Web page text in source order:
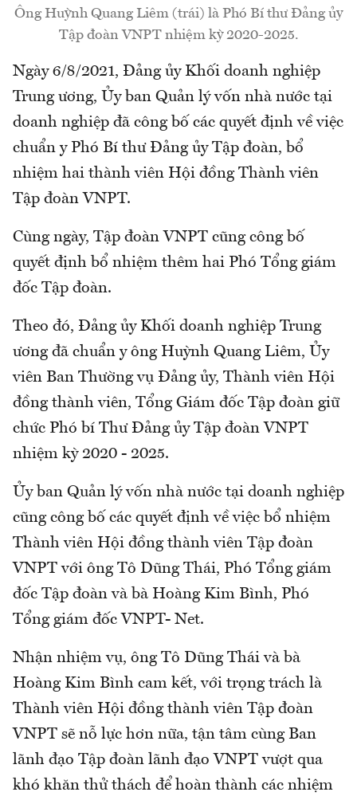
Ông Huỳnh Quang Liêm (trái) là Phó Bí thư Đảng ủy
Tập đoàn VNPT nhiệm kỳ 2020-2025.
Ngày 6/8/2021, Đảng ủy Khối doanh nghiệp
Trung ương, Ủy ban Quản lý vốn nhà nước tại
doanh nghiệp đã công bố các quyết định về việc
chuẩn y Phó Bí thư Đảng ủy Tập đoàn, bổ
nhiệm hai thành viên Hội đồng Thành viên
Tập đoàn VNPT.
Cùng ngày, Tập đoàn VNPT cũng công bố
quyết định bổ nhiệm thêm hai Phó Tổng giám
đốc Tập đoàn.
Theo đó, Đảng ủy Khối doanh nghiệp Trung
ương đã chuẩn y ông Huỳnh Quang Liêm, Ủy
viên Ban Thường vụ Đảng ủy, Thành viên Hội
đồng thành viên, Tổng Giám đốc Tập đoàn giữ
chức Phó bí Thư Đảng ủy Tập đoàn VNPT
nhiệm kỳ 2020 - 2025.
Ủy ban Quản lý vốn nhà nước tại doanh nghiệp
cũng công bố các quyết định về việc bổ nhiệm
Thành viên Hội đồng thành viên Tập đoàn
VNPT với ông Tô Dũng Thái, Phó Tổng giám
đốc Tập đoàn và bà Hoàng Kim Bình, Phó
Tổng giám đốc VNPT- Net.
Nhận nhiệm vụ, ông Tô Dũng Thái và bà
Hoàng Kim Bình cam kết, với trọng trách là
Thành viên Hội đồng thành viên Tập đoàn
VNPT sẽ nỗ lực hơn nữa, tận tâm cùng Ban
lãnh đạo Tập đoàn lãnh đạo VNPT vượt qua
khó khăn thử thách để hoàn thành các nhiệm